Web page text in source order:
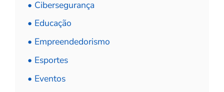
• Cibersegurança
• Educação
• Empreendedorismo
• Esportes
• Eventos